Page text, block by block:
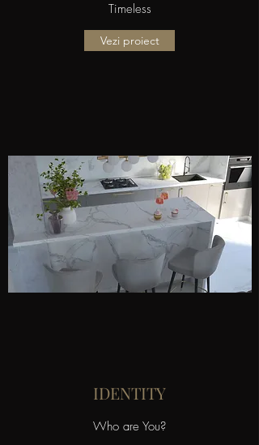
Timeless
Vezi proiect
IDENTITY
Who are You?